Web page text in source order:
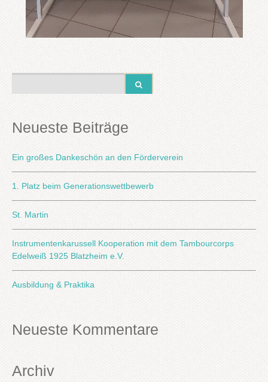
Neueste Beiträge
Ein großes Dankeschön an den Förderverein
1. Platz beim Generationswettbewerb
St. Martin
Instrumentenkarussell Kooperation mit dem Tambourcorps
Edelweiß 1925 Blatzheim e.V.
Ausbildung & Praktika
Neueste Kommentare
Archiv